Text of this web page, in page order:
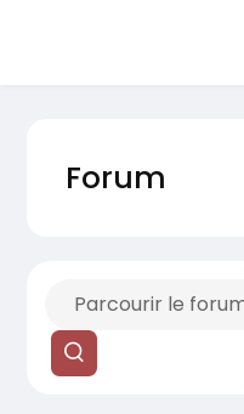
Forum
Parcourir le